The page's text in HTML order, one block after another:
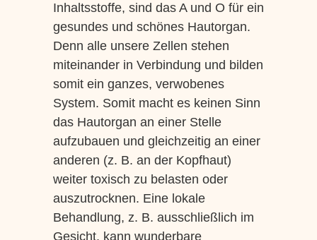
Inhaltsstoffe, sind das A und O für ein
gesundes und schönes Hautorgan.
Denn alle unsere Zellen stehen
miteinander in Verbindung und bilden
somit ein ganzes, verwobenes
System. Somit macht es keinen Sinn
das Hautorgan an einer Stelle
aufzubauen und gleichzeitig an einer
anderen (z. B. an der Kopfhaut)
weiter toxisch zu belasten oder
auszutrocknen. Eine lokale
Behandlung, z. B. ausschließlich im
Gesicht, kann wunderbare